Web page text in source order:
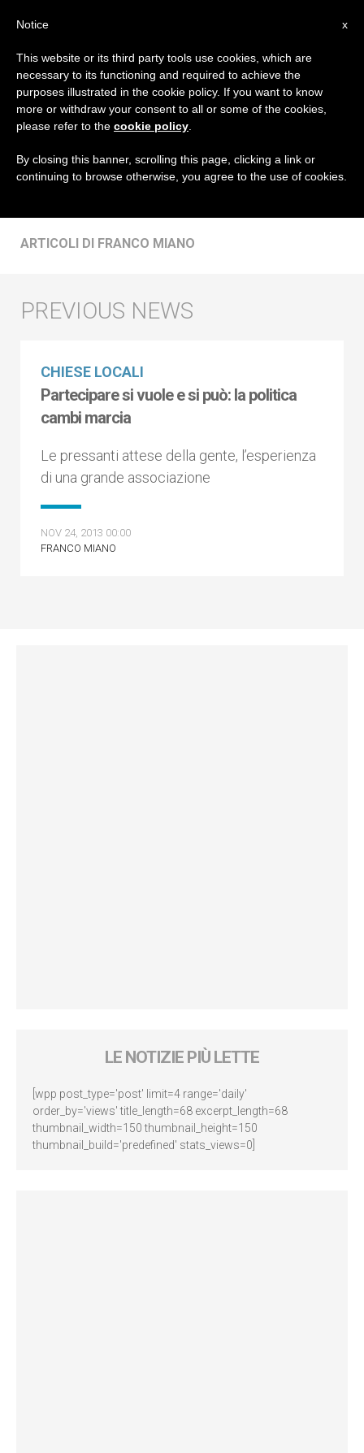
AUTORE
Franco Miano
ARTICOLI DI FRANCO MIANO
CHIESE LOCALI
Partecipare si vuole e si può: la politica
cambi marcia
Le pressanti attese della gente, l’esperienza
di una grande associazione
NOV 24, 2013 00:00
FRANCO MIANO
LE NOTIZIE PIÙ LETTE
[wpp post_type='post' limit=4 range='daily'
order_by='views' title_length=68 excerpt_length=68
thumbnail_width=150 thumbnail_height=150
thumbnail_build='predefined' stats_views=0]
x
Notice
This website or its third party tools use cookies, which are
necessary to its functioning and required to achieve the
purposes illustrated in the cookie policy. If you want to know
more or withdraw your consent to all or some of the cookies,
please refer to the cookie policy
By closing this banner, scrolling this page, clicking a link or
continuing to browse otherwise, you agree to the use of cookies.